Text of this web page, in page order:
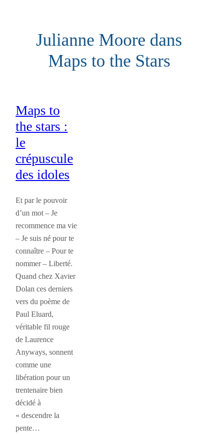
Julianne Moore dans
Maps to the Stars
Maps to
the stars :
le
crépuscule
des idoles
Et par le pouvoir
d’un mot – Je
recommence ma vie
– Je suis né pour te
connaître – Pour te
nommer – Liberté.
Quand chez Xavier
Dolan ces derniers
vers du poème de
Paul Eluard,
véritable fil rouge
de Laurence
Anyways, sonnent
comme une
libération pour un
trentenaire bien
décidé à
« descendre la
pente…